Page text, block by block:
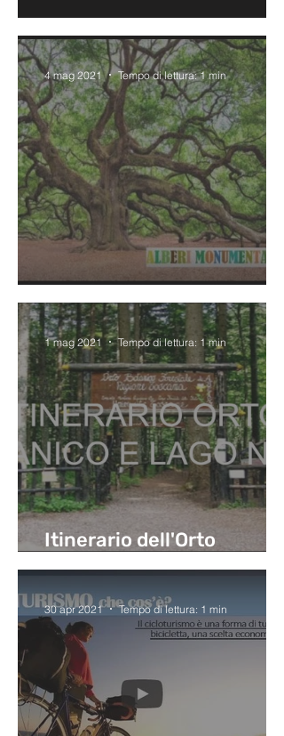
Le microplastiche
Gli alberi monumentali
4 mag 2021 Tempo di lettura: 1 min
Itinerario dell'Orto
Botanico e del Lago Nero
1 mag 2021 Tempo di lettura: 1 min
30 apr 2021 Tempo di lettura: 1 min